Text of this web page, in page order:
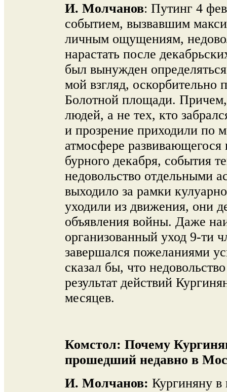
И. Молчанов: Путинг 4
событием, вызвавшим
личным ощущениям,
нарастать после
был вынужден
мой взгляд, оскорбительно
Болотной площади.
людей, а не тех, кто
и прозрение приходили по
атмосфере
бурного декабря, события
недовольство отдельными
выходило за рамки
уходили из движения, они
объявления войны. Даже
организованный уход 9-ти
завершался пожеланиями
сказал бы, что
результат действий
месяцев.
Комстол: Почему
прошедший недавно в
И. Молчанов: Кургиняну